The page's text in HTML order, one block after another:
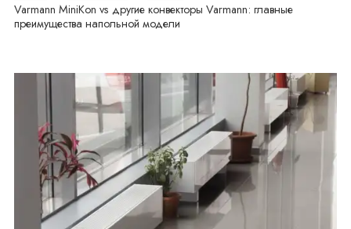
Varmann MiniKon vs другие конвекторы Varmann: главные
преимущества напольной модели